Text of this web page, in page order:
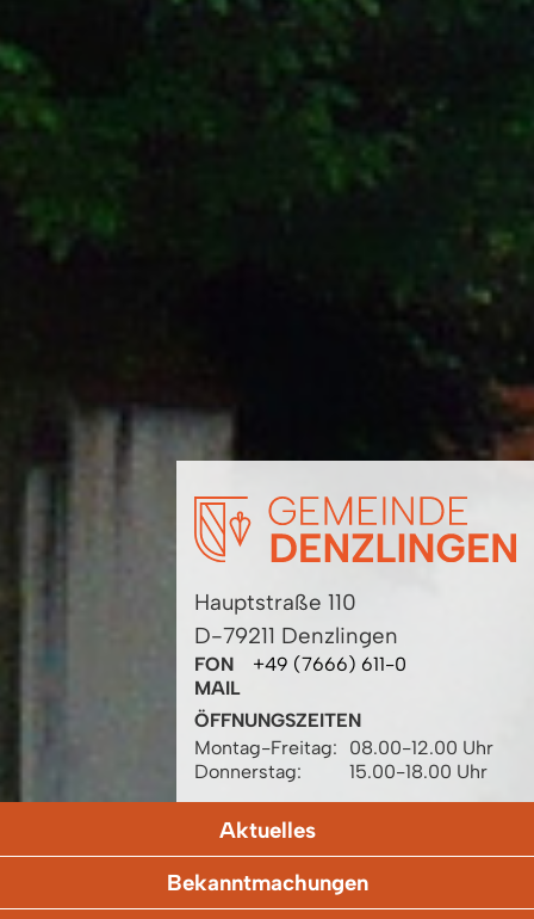
Hauptstraße 110
D-79211 Denzlingen
FON
+49 (7666) 611-0
MAIL
ÖFFNUNGSZEITEN
Montag-Freitag:
08.00-12.00 Uhr
Donnerstag:
15.00-18.00 Uhr
Aktuelles
Bekanntmachungen